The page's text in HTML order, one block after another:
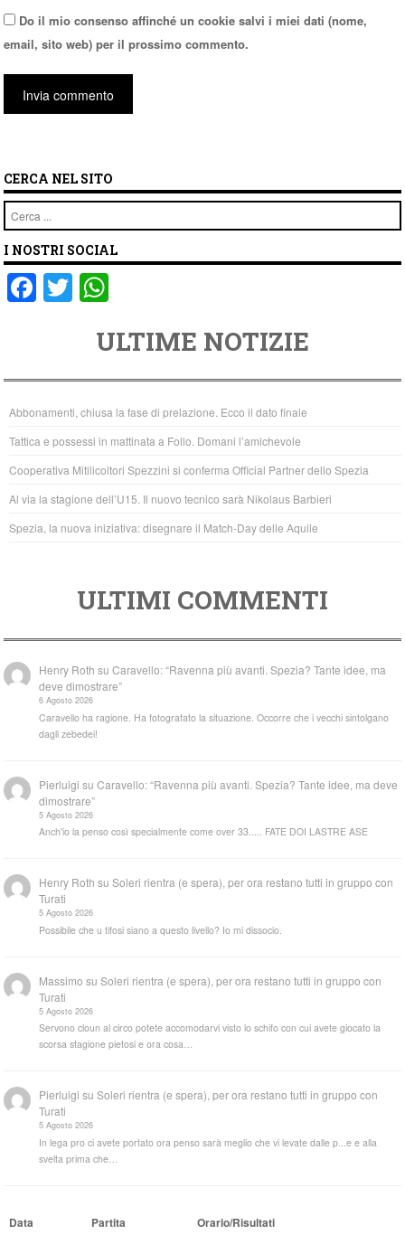
Do il mio consenso affinché un cookie salvi i miei dati (nome,
email, sito web) per il prossimo commento.
CERCA NEL SITO
Cerca
I NOSTRI SOCIAL
F
a
e
b
o
o
k
T
wi
er
at
s
A
p
p
ULTIME NOTIZIE
Abbonamenti, chiusa la fase di prelazione. Ecco il dato finale
Tattica e possessi in mattinata a Follo. Domani l’amichevole
Cooperativa Mitilicoltori Spezzini si conferma Official Partner dello Spezia
Al via la stagione dell’U15. Il nuovo tecnico sarà Nikolaus Barbieri
Spezia, la nuova iniziativa: disegnare il Match-Day delle Aquile
ULTIMI COMMENTI
Henry Roth suCaravello: “Ravenna più avanti. Spezia? Tante idee, ma
deve dimostrare”
6 Agosto 2026
Caravello ha ragione. Ha fotografato la situazione. Occorre che i vecchi sintolgano
dagli zebedei!
Pierluigi suCaravello: “Ravenna più avanti. Spezia? Tante idee, ma deve
dimostrare”
5 Agosto 2026
Anch'io la penso così specialmente come over 33..... FATE DOI LASTRE ASE
Henry Roth suSoleri rientra (e spera), per ora restano tutti in gruppo con
Turati
5 Agosto 2026
Possibile che u tifosi siano a questo livello? Io mi dissocio.
Massimo suSoleri rientra (e spera), per ora restano tutti in gruppo con
Turati
5 Agosto 2026
Servono cloun al circo potete accomodarvi visto lo schifo con cui avete giocato la
scorsa stagione pietosi e ora cosa…
Pierluigi suSoleri rientra (e spera), per ora restano tutti in gruppo con
Turati
5 Agosto 2026
In lega pro ci avete portato ora penso sarà meglio che vi levate dalle p...e e alla
svelta prima che…
Data Partita Orario/Risultati